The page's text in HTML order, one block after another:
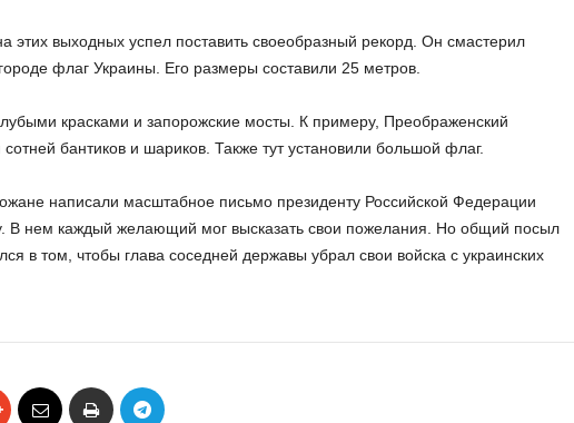
этих выходных успел поставить своеобразный рекорд. Он смастерил
флаг Украины. Его размеры составили 25 метров.
красками и запорожские мосты. К примеру, Преображенский
бантиков и шариков. Также тут установили большой флаг.
написали масштабное письмо президенту Российской Федерации
В нем каждый желающий мог высказать свои пожелания. Но общий посыл
в том, чтобы глава соседней державы убрал свои войска с украинских